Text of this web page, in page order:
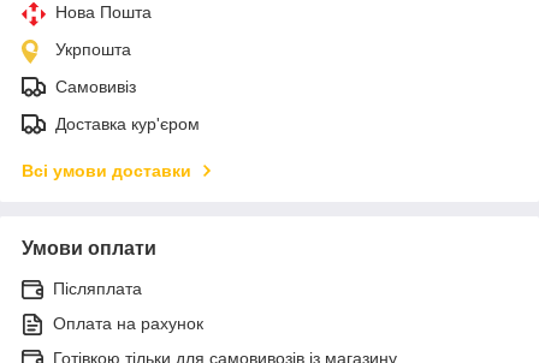
Нова Пошта
Укрпошта
Самовивіз
Доставка кур'єром
Всі умови доставки
Умови оплати
Післяплата
Оплата на рахунок
Готівкою тільки для самовивозів із магазину